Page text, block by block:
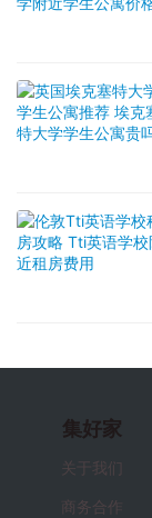
集好家
关于我们
商务合作